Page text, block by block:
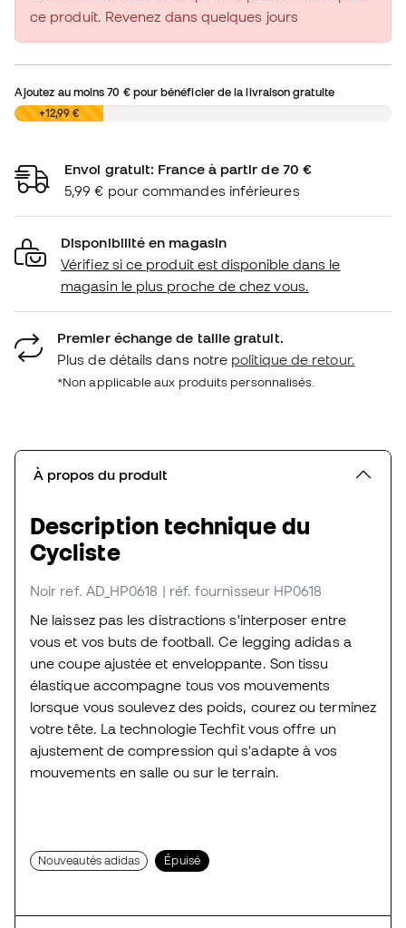
ce produit. Revenez dans quelques jours
Ajoutez au moins70 €pour bénéficier de la livraison gratuite
0,00 €+12,99 €
Envoi gratuit: France à partir de 70 €
5,99 € pour commandes inférieures
Disponibilité en magasin
Vérifiez si ce produit est disponible dans le
magasin le plus proche de chez vous.
Premier échange de taille gratuit.
Plus de détails dans notre politique de retour.
*Non applicable aux produits personnalisés.
À propos du produit
Description technique du
Cycliste
Noir ref. AD_HP0618 | réf. fournisseur HP0618
Ne laissez pas les distractions s'interposer entre
vous et vos buts de football. Ce legging adidas a
une coupe ajustée et enveloppante. Son tissu
élastique accompagne tous vos mouvements
lorsque vous soulevez des poids, courez ou terminez
votre tête. La technologie Techfit vous offre un
ajustement de compression qui s'adapte à vos
mouvements en salle ou sur le terrain.
Nouveautés adidas Épuisé